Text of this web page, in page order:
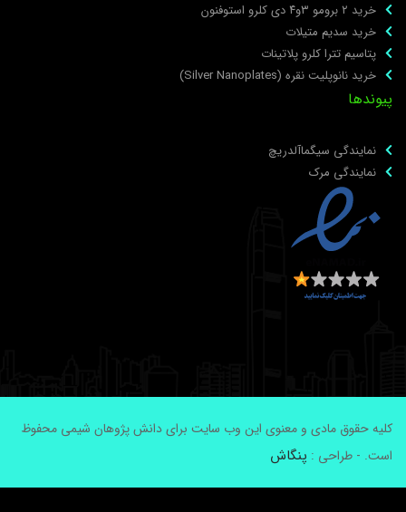
خرید ۲ برومو ۳و۴ دی‌ کلرو استوفنون
خرید سدیم متیلات
پتاسیم تترا کلرو پلاتینات
خرید نانوپلیت نقره (Silver Nanoplates)
نمایندگی سیگماآلدریچ
نمایندگی مرک
حقوق مادی و معنوی این وب سایت برای دانش پژوهان شیمی محفوظ
- طراحی :پنگاش